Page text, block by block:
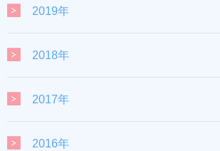
2019年
2018年
2017年
2016年